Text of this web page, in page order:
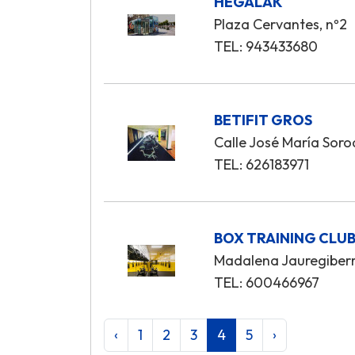
Plaza Cervantes, nº2
TEL: 943433680
BETIFIT GROS
Calle José María
TEL: 626183971
BOX TRAINING CLUB
Madalena
TEL: 600466967
‹ 1 2 3 4 5 ›